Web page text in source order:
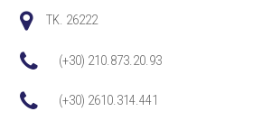
TK. 26222
(+30) 210.873.20.93
(+30) 2610.314.441